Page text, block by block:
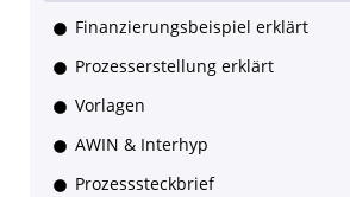
Finanzierungsbeispiel erklärt
Prozesserstellung erklärt
Vorlagen
AWIN & Interhyp
Prozesssteckbrief